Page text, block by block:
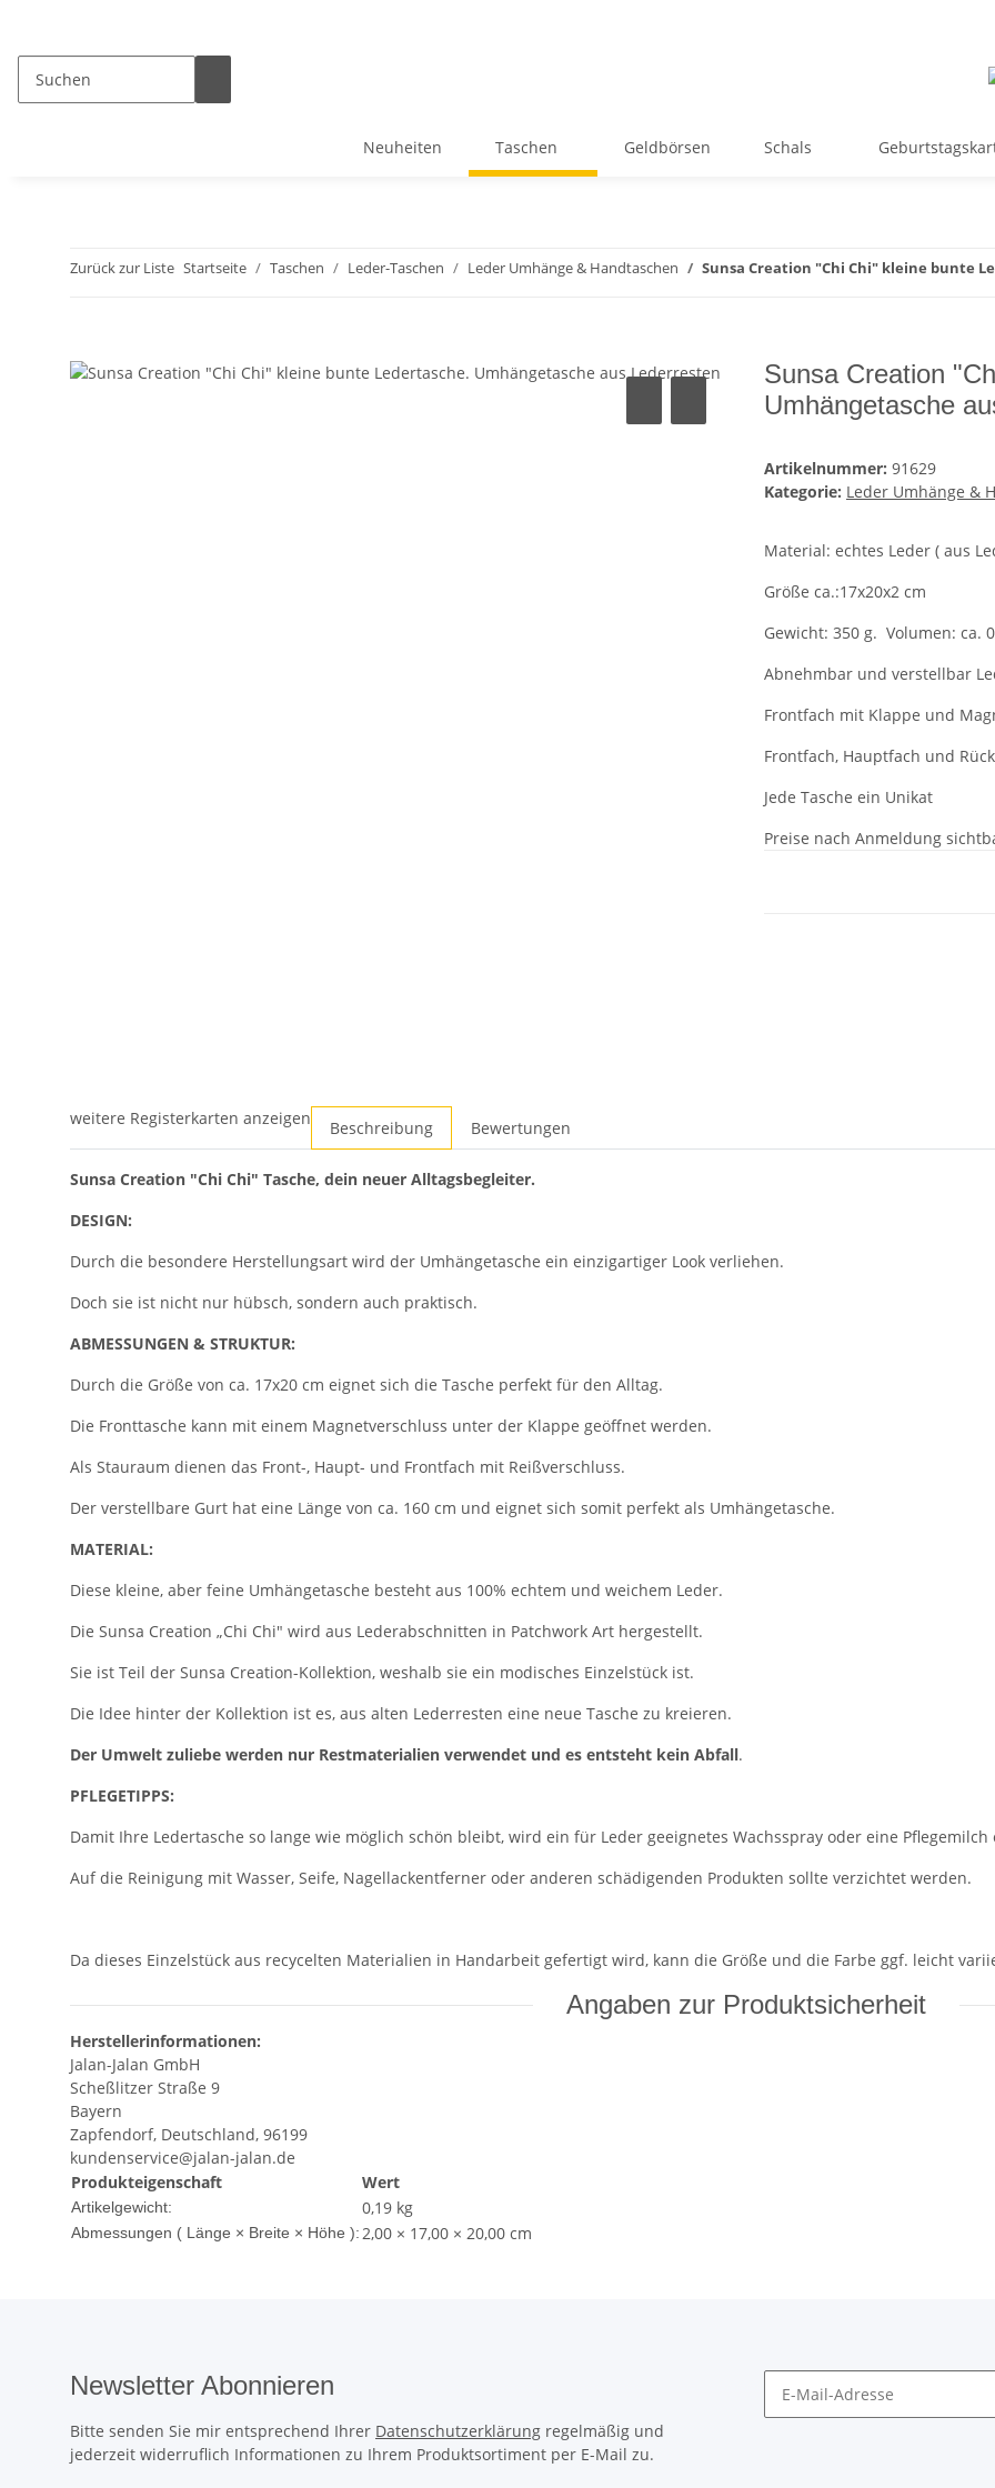
Neuheiten Taschen Geldbörsen Schals
Zurück zur Liste Startseite Taschen Leder-Taschen Leder Umhänge & Handtaschen Sunsa Creation "Chi Chi" kleine bunte
Sunsa Creation
Umhängetasche
Artikelnummer: 91629
Kategorie: Leder Umhänge &
Material: echtes Leder ( aus
Größe ca.:17x20x2 cm
Gewicht: 350 g. Volumen: ca.
Abnehmbar und verstellbar
Frontfach mit Klappe und
Frontfach, Hauptfach und
Jede Tasche ein Unikat
Preise nach Anmeldung
weitere Registerkarten anzeigen Beschreibung Bewertungen
Sunsa Creation "Chi Chi" Tasche, dein neuer Alltagsbegleiter.
DESIGN:
Durch die besondere Herstellungsart wird der Umhängetasche ein einzigartiger Look verliehen.
Doch sie ist nicht nur hübsch, sondern auch praktisch.
ABMESSUNGEN & STRUKTUR:
Durch die Größe von ca. 17x20 cm eignet sich die Tasche perfekt für den Alltag.
Die Fronttasche kann mit einem Magnetverschluss unter der Klappe geöffnet werden.
Als Stauraum dienen das Front-, Haupt- und Frontfach mit Reißverschluss.
Der verstellbare Gurt hat eine Länge von ca. 160 cm und eignet sich somit perfekt als Umhängetasche.
MATERIAL:
Diese kleine, aber feine Umhängetasche besteht aus 100% echtem und weichem Leder.
Die Sunsa Creation „Chi Chi" wird aus Lederabschnitten in Patchwork Art hergestellt.
Sie ist Teil der Sunsa Creation-Kollektion, weshalb sie ein modisches Einzelstück ist.
Die Idee hinter der Kollektion ist es, aus alten Lederresten eine neue Tasche zu kreieren.
Der Umwelt zuliebe werden nur Restmaterialien verwendet und es entsteht kein Abfall.
PFLEGETIPPS:
Damit Ihre Ledertasche so lange wie möglich schön bleibt, wird ein für Leder geeignetes Wachsspray oder eine Pflegemilch
Auf die Reinigung mit Wasser, Seife, Nagellackentferner oder anderen schädigenden Produkten sollte verzichtet werden.
Da dieses Einzelstück aus recycelten Materialien in Handarbeit gefertigt wird, kann die Größe und die Farbe ggf. leicht
Angaben zur Produktsicherheit
Herstellerinformationen:
Jalan-Jalan GmbH
Scheßlitzer Straße 9
Bayern
Zapfendorf, Deutschland, 96199
kundenservice@jalan-jalan.de
Produkteigenschaft
Wert
Artikelgewicht: 0,19 kg
Abmessungen ( Länge × Breite × Höhe ):2,00 × 17,00 × 20,00 cm
Newsletter Abonnieren
Bitte senden Sie mir entsprechend Ihrer Datenschutzerklärung regelmäßig und
jederzeit widerruflich Informationen zu Ihrem Produktsortiment per E-Mail zu.